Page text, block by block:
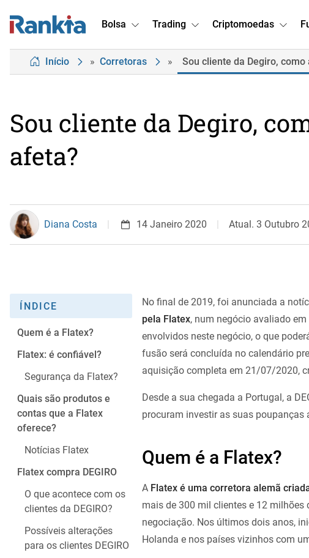
Bolsa Trading Criptomoedas
Início » Corretoras » Sou cliente da Degiro,
Sou cliente da Degiro,
afeta?
Diana Costa 14 Janeiro 2020 Atual. 3 Outubro
ÍNDICE
Quem é a Flatex?
Flatex: é confiável?
Segurança da Flatex?
Quais são produtos e
contas que a Flatex
oferece?
Notícias Flatex
Flatex compra DEGIRO
O que acontece com os
clientes da DEGIRO?
Possíveis alterações
para os clientes DEGIRO
No final de 2019, foi anunciada a
pela Flatex, num negócio avaliado
envolvidos neste negócio, o que
fusão será concluída no calendário
aquisição completa em 21/07/2020,
Desde a sua chegada a Portugal, a
procuram investir as suas poupanças
Quem é a Flatex?
A Flatex é uma corretora alemã
mais de 300 mil clientes e 12 milhões
negociação. Nos últimos dois anos,
Holanda e nos países vizinhos com